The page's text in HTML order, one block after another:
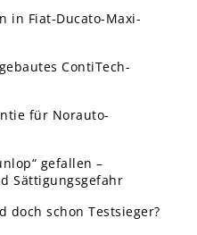
in Fiat-Ducato-Maxi-
ContiTech-
für Norauto-
gefallen –
Sättigungsgefahr
doch schon Testsieger?